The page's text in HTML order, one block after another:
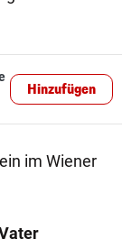
Hinzufügen
im Wiener